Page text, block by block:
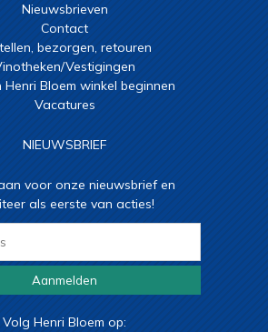
Nieuwsbrieven
Contact
bezorgen, retouren
Vestigingen
Henri Bloem winkel beginnen
Vacatures
NIEUWSBRIEF
voor onze nieuwsbrief en
als eerste van acties!
Aanmelden
Volg Henri Bloem op: